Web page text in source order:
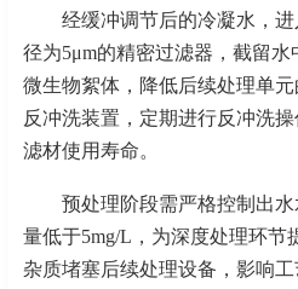
经缓冲调节后的冷凝水，
径为5μm的精密过滤器，截留
微生物絮体，降低后续处理单
反冲洗装置，定期进行反冲洗
滤材使用寿命。
预处理阶段需严格控制出
量低于5mg/L，为深度处理环节
杂质堵塞后续处理设备，影响工